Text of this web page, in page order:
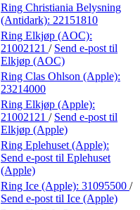
Ring Christiania Belysning
(Antidark): 22151810
Ring Elkjøp (AOC):
21002121 / Send e-post til
Elkjøp (AOC)
Ring Clas Ohlson (Apple):
23214000
Ring Elkjøp (Apple):
21002121 / Send e-post til
Elkjøp (Apple)
Ring Eplehuset (Apple):
Send e-post til Eplehuset
(Apple)
Ring Ice (Apple): 31095500 /
Send e-post til Ice (Apple)